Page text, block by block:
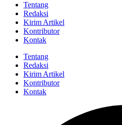
Tentang
Redaksi
Kirim Artikel
Kontributor
Kontak
Tentang
Redaksi
Kirim Artikel
Kontributor
Kontak